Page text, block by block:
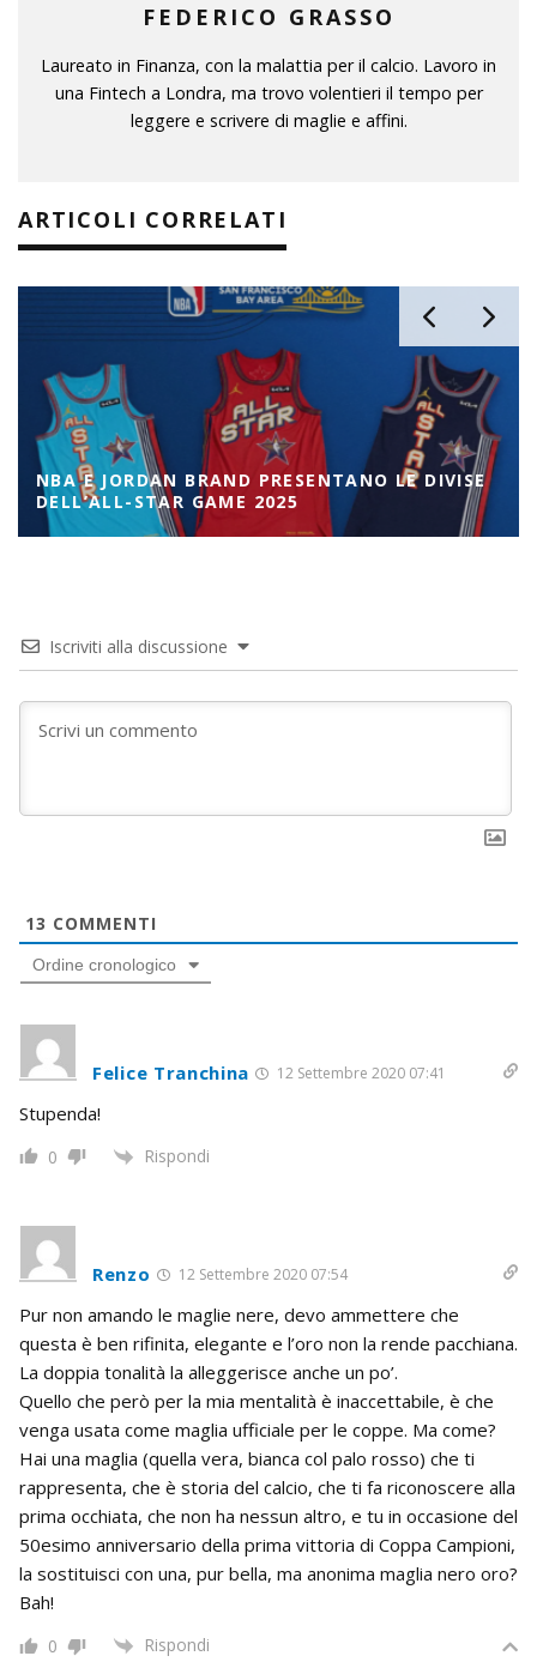
FEDERICO GRASSO
Laureato in Finanza, con la malattia per il calcio. Lavoro in
una Fintech a Londra, ma trovo volentieri il tempo per
leggere e scrivere di maglie e affini.
ARTICOLI CORRELATI
NBA E JORDAN BRAND PRESENTANO LE DIVISE
DELL’ALL-STAR GAME 2025
Iscriviti alla discussione
13 COMMENTI
Ordine cronologico
Felice Tranchina 12 Settembre 2020 07:41
Stupenda!
0 Rispondi
Renzo 12 Settembre 2020 07:54
Pur non amando le maglie nere, devo ammettere che
questa è ben rifinita, elegante e l’oro non la rende pacchiana.
La doppia tonalità la alleggerisce anche un po’.
Quello che però per la mia mentalità è inaccettabile, è che
venga usata come maglia ufficiale per le coppe. Ma come?
Hai una maglia (quella vera, bianca col palo rosso) che ti
rappresenta, che è storia del calcio, che ti fa riconoscere alla
prima occhiata, che non ha nessun altro, e tu in occasione del
50esimo anniversario della prima vittoria di Coppa Campioni,
la sostituisci con una, pur bella, ma anonima maglia nero oro?
Bah!
0 Rispondi